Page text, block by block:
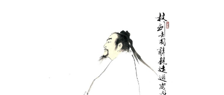
CONTACTOS